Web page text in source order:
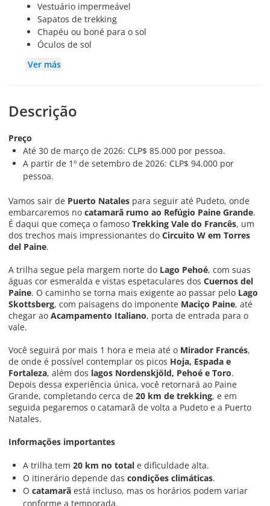
Vestuário impermeável
Sapatos de trekking
Chapéu ou boné para o sol
Óculos de sol
Ver más
Descrição
Preço
Até 30 de março de 2026: CLP$ 85.000 por pessoa.
A partir de 1º de setembro de 2026: CLP$ 94.000 por
pessoa.
Vamos sair de Puerto Natales para seguir até Pudeto, onde
embarcaremos no catamarã rumo ao Refúgio Paine Grande.
É daqui que começa o famoso Trekking Vale do Francês, um
dos trechos mais impressionantes do Circuito W em Torres
del Paine.
A trilha segue pela margem norte do Lago Pehoé, com suas
águas cor esmeralda e vistas espetaculares dos Cuernos del
Paine. O caminho se torna mais exigente ao passar pelo Lago
Skottsberg, com paisagens do imponente Maciço Paine, até
chegar ao Acampamento Italiano, porta de entrada para o
vale.
Você seguirá por mais 1 hora e meia até o Mirador Francés,
de onde é possível contemplar os picos Hoja, Espada e
Fortaleza, além dos lagos Nordenskjöld, Pehoé e Toro.
Depois dessa experiência única, você retornará ao Paine
Grande, completando cerca de 20 km de trekking, e em
seguida pegaremos o catamarã de volta a Pudeto e a Puerto
Natales.
Informações importantes
A trilha tem 20 km no total e dificuldade alta.
O itinerário depende das condições climáticas.
O catamarã está incluso, mas os horários podem variar
conforme a temporada.